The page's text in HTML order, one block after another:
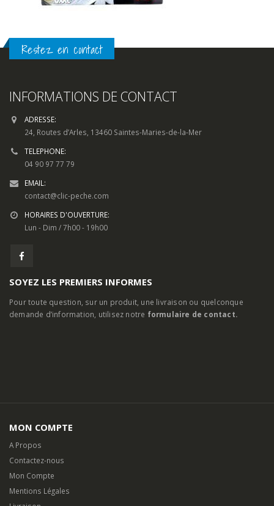
Restez en contact
INFORMATIONS DE CONTACT
ADRESSE:
24, Routes d’Arles, 13460 Saintes-Maries-de-la-Mer
TELEPHONE:
04 90 97 77 79
EMAIL:
contact@clic-peche.com
HORAIRES D'OUVERTURE:
Lun - Dim / 7h00 - 19h00
SOYEZ LES PREMIERS INFORMES
Pour toute question, sur un produit, une livraison ou quelconque
demande d’information, utilisez notre formulaire de contact.
MON COMPTE
A Propos
Contactez-nous
Mon Compte
Mentions Légales